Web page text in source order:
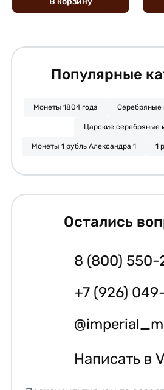
Популярные
Монеты 1804 года Серебряные
Царские серебряные
Монеты 1 рубль Александра 1 1
Остались
8 (800)
+7 (926)
Написать в